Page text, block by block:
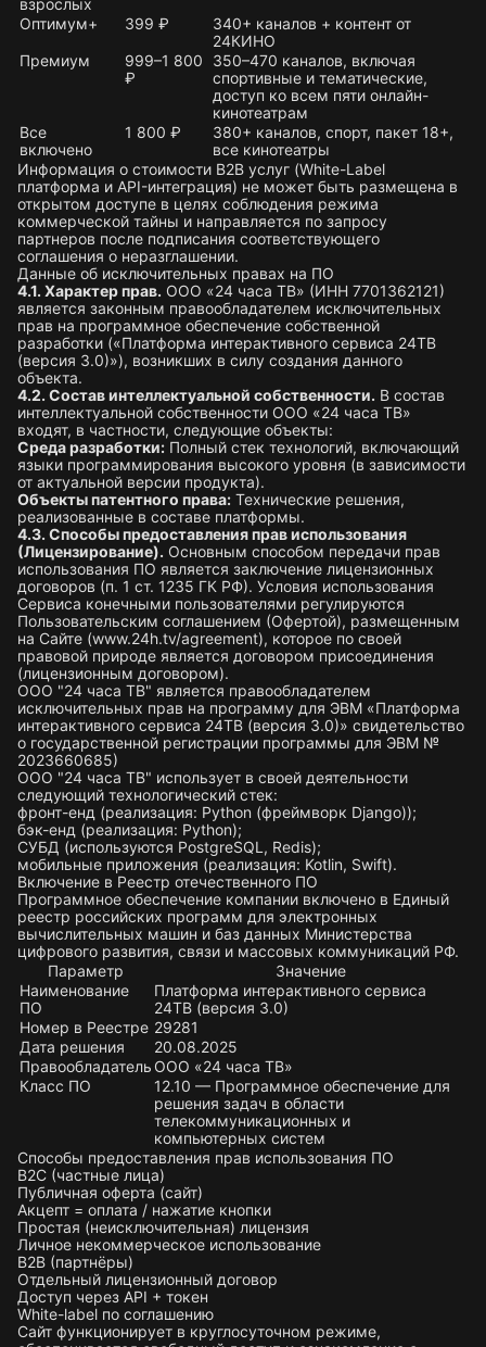
Оптимум+
399 ₽
340+ каналов + контент от
24КИНО
Премиум
999–1 800
₽
350–470 каналов, включая
спортивные и тематические,
доступ ко всем пяти онлайн-
кинотеатрам
Все
включено
1 800 ₽
380+ каналов, спорт, пакет 18+,
все кинотеатры
Информация о стоимости B2B услуг (White-Label
платформа и API-интеграция) не может быть размещена в
открытом доступе в целях соблюдения режима
коммерческой тайны и направляется по запросу
партнеров после подписания соответствующего
соглашения о неразглашении.
Данные об исключительных правах на ПО
4.1. Характер прав. ООО «24 часа ТВ» (ИНН 7701362121)
является законным правообладателем исключительных
прав на программное обеспечение собственной
разработки («Платформа интерактивного сервиса 24ТВ
(версия 3.0)»), возникших в силу создания данного
объекта.
4.2. Состав интеллектуальной собственности. В состав
интеллектуальной собственности ООО «24 часа ТВ»
входят, в частности, следующие объекты:
Среда разработки: Полный стек технологий, включающий
языки программирования высокого уровня (в зависимости
от актуальной версии продукта).
Объекты патентного права: Технические решения,
реализованные в составе платформы.
4.3. Способы предоставления прав использования
(Лицензирование). Основным способом передачи прав
использования ПО является заключение лицензионных
договоров (п. 1 ст. 1235 ГК РФ). Условия использования
Сервиса конечными пользователями регулируются
Пользовательским соглашением (Офертой), размещенным
на Сайте (www.24h.tv/agreement), которое по своей
правовой природе является договором присоединения
(лицензионным договором).
ООО "24 часа ТВ" является правообладателем
исключительных прав на программу для ЭВМ «Платформа
интерактивного сервиса 24ТВ (версия 3.0)» свидетельство
о государственной регистрации программы для ЭВМ №
2023660685)
ООО "24 часа ТВ" использует в своей деятельности
следующий технологический стек:
фронт-енд (реализация: Python (фреймворк Django));
бэк-енд (реализация: Python);
СУБД (используются PostgreSQL, Redis);
мобильные приложения (реализация: Kotlin, Swift).
Включение в Реестр отечественного ПО
Программное обеспечение компании включено в Единый
реестр российских программ для электронных
вычислительных машин и баз данных Министерства
цифрового развития, связи и массовых коммуникаций РФ.
Параметр
Значение
Наименование
ПО
Платформа интерактивного сервиса
24ТВ (версия 3.0)
Номер в Реестре 29281
Дата решения
20.08.2025
Правообладатель ООО «24 часа ТВ»
Класс ПО
12.10 — Программное обеспечение для
решения задач в области
телекоммуникационных и
компьютерных систем
Способы предоставления прав использования ПО
B2C (частные лица)
Публичная оферта (сайт)
Акцепт = оплата / нажатие кнопки
Простая (неисключительная) лицензия
Личное некоммерческое использование
B2B (партнёры)
Отдельный лицензионный договор
Доступ через API + токен
White-label по соглашению
Сайт функционирует в круглосуточном режиме,